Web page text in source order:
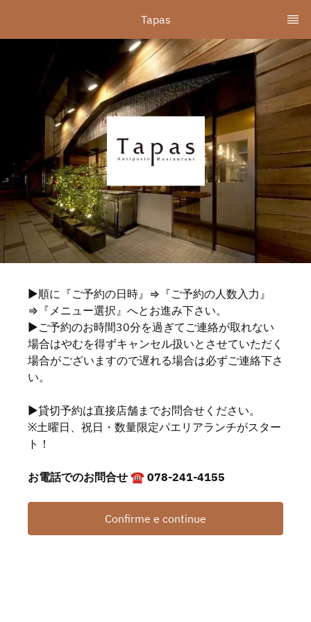
Tapas
▶順に『ご予約の日時』⇒『ご予約の人数入力』
⇒『メニュー選択』へとお進み下さい。
▶ご予約のお時間30分を過ぎてご連絡が取れない
場合はやむを得ずキャンセル扱いとさせていただく
場合がございますので遅れる場合は必ずご連絡下さ
い。
▶貸切予約は直接店舗までお問合せください。
※土曜日、祝日・数量限定パエリアランチがスター
ト！
お電話でのお問合せ ☎ 078-241-4155
Confirme e continue